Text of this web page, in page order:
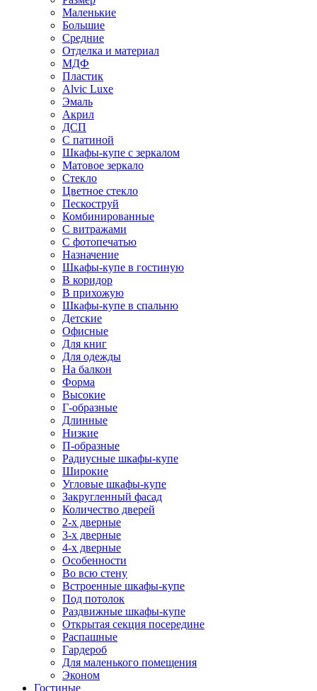
Маленькие
Большие
Средние
Отделка и материал
МДФ
Пластик
Alvic Luxe
Эмаль
Акрил
ДСП
С патиной
Шкафы-купе с зеркалом
Матовое зеркало
Стекло
Цветное стекло
Пескоструй
Комбинированные
С витражами
С фотопечатью
Назначение
Шкафы-купе в гостиную
В коридор
В прихожую
Шкафы-купе в спальню
Детские
Офисные
Для книг
Для одежды
На балкон
Форма
Высокие
Г-образные
Длинные
Низкие
П-образные
Радиусные шкафы-купе
Широкие
Угловые шкафы-купе
Закругленный фасад
Количество дверей
2-х дверные
3-х дверные
4-х дверные
Особенности
Во всю стену
Встроенные шкафы-купе
Под потолок
Раздвижные шкафы-купе
Открытая секция посередине
Распашные
Гардероб
Для маленького помещения
Эконом
Гостиные